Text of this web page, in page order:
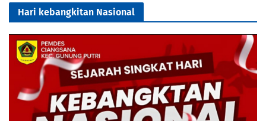
Hari kebangkitan Nasional